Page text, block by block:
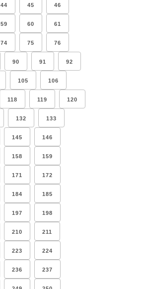
44 45 46
59 60 61
74 75 76
90 91 92
105 106
118 119 120
132 133
145 146
158 159
171 172
184 185
197 198
210 211
223 224
236 237